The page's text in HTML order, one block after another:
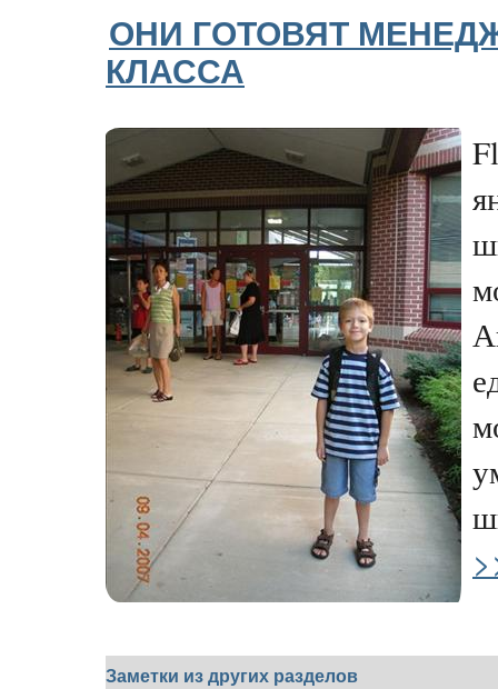
ОНИ ГОТОВЯТ
КЛАССА
Заметки из других разделов